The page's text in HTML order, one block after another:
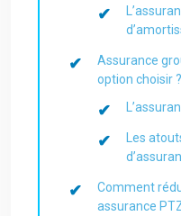
Assurance
option choisir ?
Les
Comment
assurance